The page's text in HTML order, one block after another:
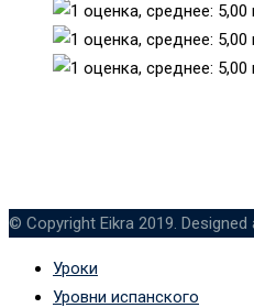
© Copyright Eikra 2019. Designed
Уроки
Уровни испанского